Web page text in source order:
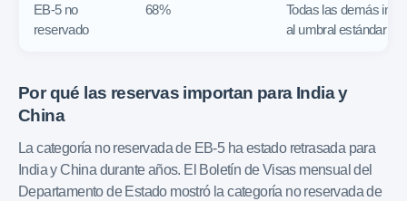
EB-5 no
reservado
68%
Todas las demás
al umbral estándar o
Por qué las reservas importan para India y
China
La categoría no reservada de EB-5 ha estado retrasada para
India y China durante años. El Boletín de Visas mensual del
Departamento de Estado mostró la categoría no reservada de